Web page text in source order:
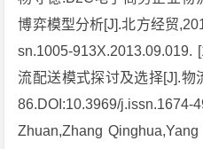
博弈模型分析[J].北方经贸
sn.1005-
流配送模式探讨及选择[J].物
86.DOI:10.3969/j.issn.1674-
Zhuan,Zhang Qinghua,Yang